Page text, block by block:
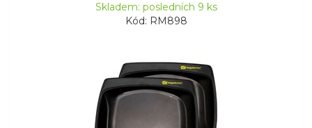
Skladem: posledních 9 ks
Kód: RM898